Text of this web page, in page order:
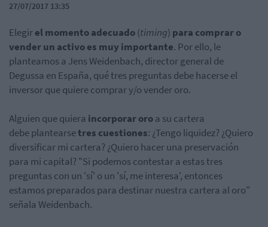
27/07/2017 13:35
Elegirel momento adecuado(timing) para comprar o
vender un activo es muy importante. Por ello, le
planteamos a Jens Weidenbach, director general de
Degussa en España, qué tres preguntas debe hacerse el
inversor que quiere comprar y/o vender oro.
Alguien que quiera incorporar oroa su cartera
debe plantearsetres cuestiones: ¿Tengo liquidez? ¿Quiero
diversificar mi cartera? ¿Quiero hacer una preservación
para mi capital? "Si podemos contestar a estas tres
preguntas con un 'sí' o un 'sí, me interesa', entonces
estamos preparados para destinar nuestra cartera al oro"
señala Weidenbach.